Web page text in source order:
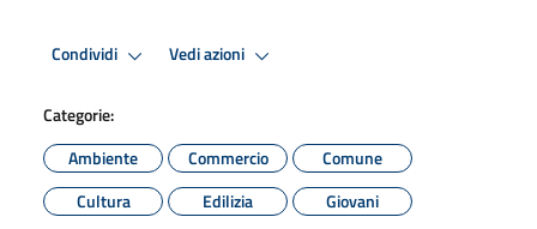
Condividi Vedi azioni
Categorie:
Ambiente
Commercio
Comune
Cultura
Edilizia
Giovani